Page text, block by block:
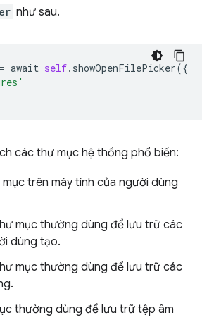
như sau.
= await self. showOpenFilePicker({
các thư mục hệ thống phổ biến:
mục trên máy tính của người dùng
mục thường dùng để lưu trữ các
dùng tạo.
mục thường dùng để lưu trữ các
thường dùng để lưu trữ tệp âm